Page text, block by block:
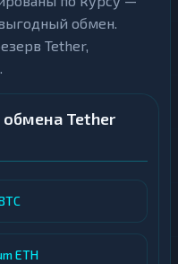
обмен.
Tether,
Tether
ETH